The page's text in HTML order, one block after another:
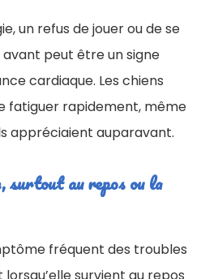
un refus de jouer ou de se
peut être un signe
cardiaque. Les chiens
fatiguer rapidement, même
appréciaient auparavant.
surtout au repos ou la
fréquent des troubles
survient au repos